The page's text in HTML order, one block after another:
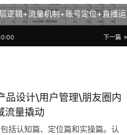
逻辑+流量机制+账号定位+直播运
下一篇
品设计\用户管理\朋友圈内
流量撬动
括认知篇、定位篇和实操篇。认